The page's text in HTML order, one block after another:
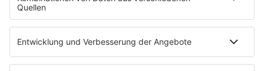
sunshine live App
werben bei SUNSHINE LIVE
SERVICE